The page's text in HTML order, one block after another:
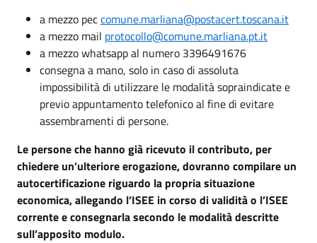
a mezzo peccomune.marliana@postacert.toscana.it
a mezzo mail protocollo@comune.marliana.pt.it
a mezzo whatsapp al numero 3396491676
consegna a mano, solo in caso di assoluta
impossibilità di utilizzare le modalità sopraindicate e
previo appuntamento telefonico al fine di evitare
assembramenti di persone.
Le persone che hanno già ricevuto il contributo, per
chiedere un’ulteriore erogazione, dovranno compilare un
autocertificazione riguardo la propria situazione
economica, allegando l’ISEE in corso di validità o l’ISEE
corrente e consegnarla secondo le modalità descritte
sull’apposito modulo.